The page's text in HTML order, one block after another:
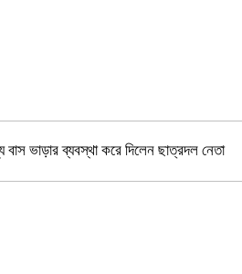
বাস ভাড়ার ব্যবস্থা করে দিলেন ছাত্রদল নেতা